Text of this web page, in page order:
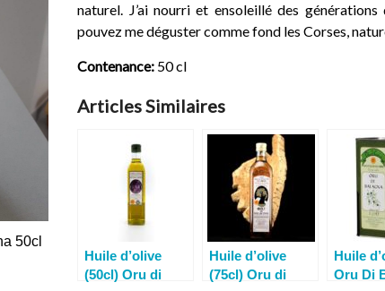
50cl
naturel. J’ai nourri et ensoleillé des générations
pouvez me déguster comme fond les Corses,
Contenance: 50 cl
Articles Similaires
Huile d’olive
(50cl) Oru di
Huile d’olive
(75cl) Oru di
Huile
Oru Di